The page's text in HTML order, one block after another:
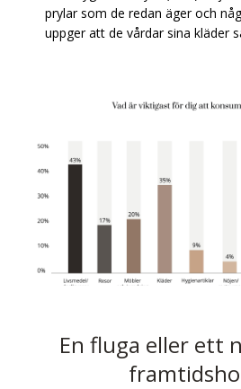
prylar som de redan äger och
uppger att de vårdar sina kläder
En fluga eller ett